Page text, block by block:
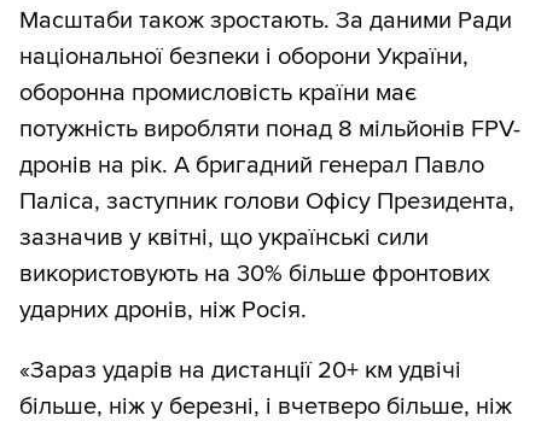
Масштаби також зростають. За даними Ради
національної безпеки і оборони України,
оборонна промисловість країни має
потужність виробляти понад 8 мільйонів FPV-
дронів на рік. А бригадний генерал Павло
Паліса, заступник голови Офісу Президента,
зазначив у квітні, що українські сили
використовують на 30% більше фронтових
ударних дронів, ніж Росія.
«Зараз ударів на дистанції 20+ км удвічі
більше, ніж у березні, і вчетверо більше, ніж